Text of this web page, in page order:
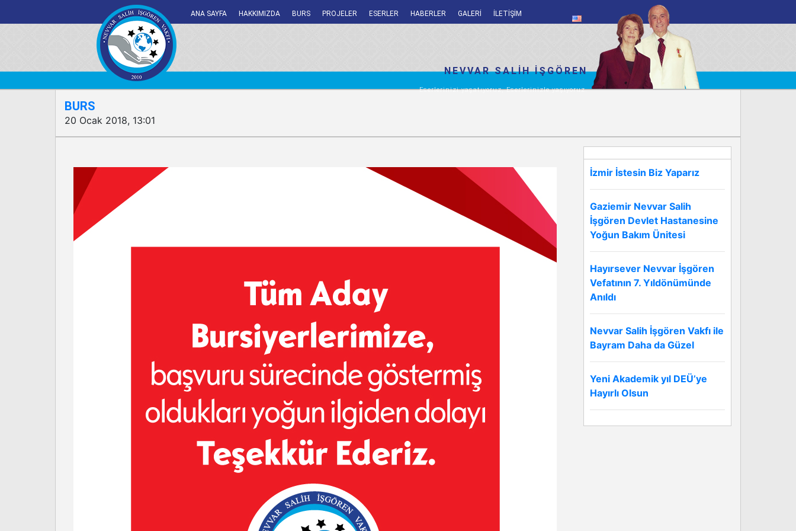
ANA SAYFA HAKKIMIZDA BURS PROJELER ESERLER HABERLER GALERİ İLETİŞİM
NEVVAR SALİH İŞGÖREN
Eserlerinizi yaşatıyoruz, Eserlerinizle yaşıyoruz.
BURS
20 Ocak 2018, 13:01
İzmir İstesin Biz Yaparız
Gaziemir Nevvar Salih
İşgören Devlet Hastanesine
Yoğun Bakım Ünitesi
Hayırsever Nevvar İşgören
Vefatının 7. Yıldönümünde
Anıldı
Nevvar Salih İşgören Vakfı ile
Bayram Daha da Güzel
Yeni Akademik yıl DEÜ’ye
Hayırlı Olsun